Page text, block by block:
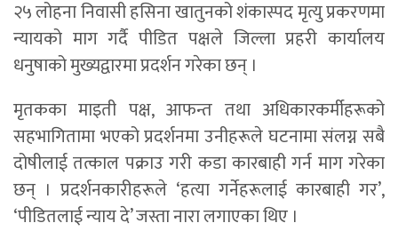
२५ लोहना निवासी हसिना खातुनको शंकास्पद मृत्यु प्रकरणमा
न्यायको माग गर्दै पीडित पक्षले जिल्ला प्रहरी कार्यालय
धनुषाको मुख्यद्वारमा प्रदर्शन गरेका छन् ।
मृतकका माइती पक्ष, आफन्त तथा अधिकारकर्मीहरूको
सहभागितामा भएको प्रदर्शनमा उनीहरूले घटनामा संलग्न सबै
दोषीलाई तत्काल पक्राउ गरी कडा कारबाही गर्न माग गरेका
छन् । प्रदर्शनकारीहरूले ‘हत्या गर्नेहरूलाई कारबाही गर’,
‘पीडितलाई न्याय दे’ जस्ता नारा लगाएका थिए ।